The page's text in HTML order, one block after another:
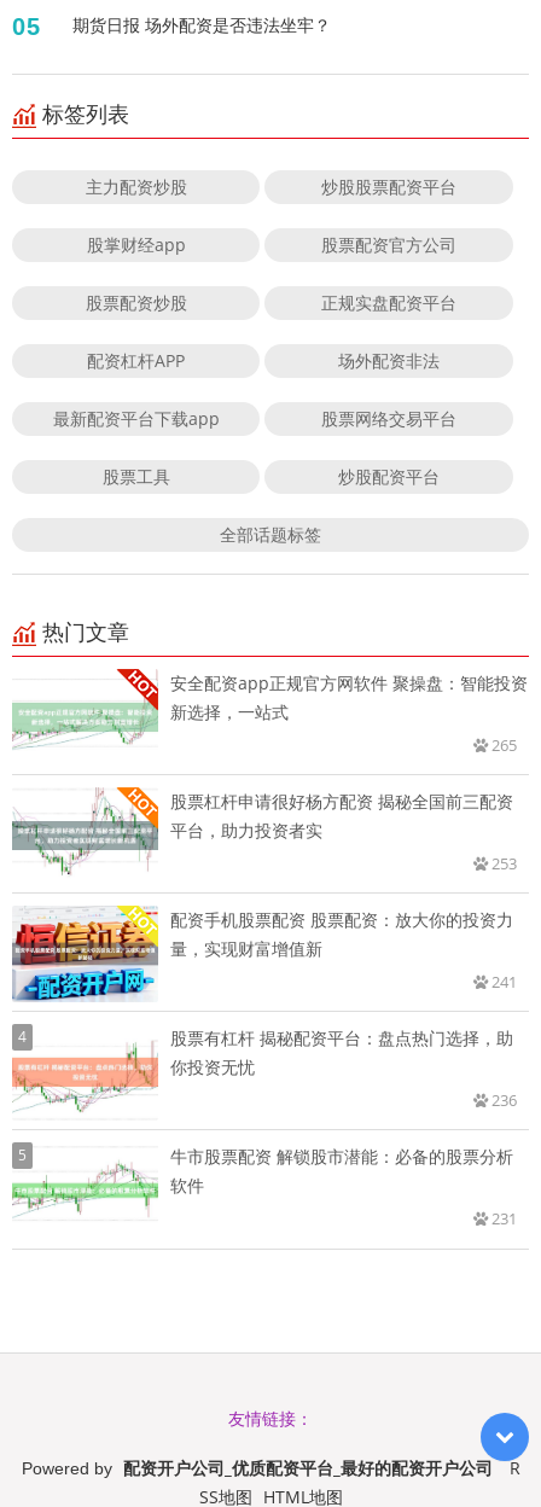
05 期货日报 场外配资是否违法坐牢？
标签列表
主力配资炒股 炒股股票配资平台
股掌财经app 股票配资官方公司
股票配资炒股 正规实盘配资平台
配资杠杆APP 场外配资非法
最新配资平台下载app 股票网络交易平台
股票工具 炒股配资平台
全部话题标签
热门文章
安全配资app正规官方网软件 聚操盘：智能投资
新选择，一站式
265
股票杠杆申请很好杨方配资 揭秘全国前三配资
平台，助力投资者实
253
配资手机股票配资 股票配资：放大你的投资力
量，实现财富增值新
241
4
股票有杠杆 揭秘配资平台：盘点热门选择，助
你投资无忧
236
5
牛市股票配资 解锁股市潜能：必备的股票分析
软件
231
友情链接：
Powered by 配资开户公司_优质配资平台_最好的配资开户公司
R
SS地图 HTML地图